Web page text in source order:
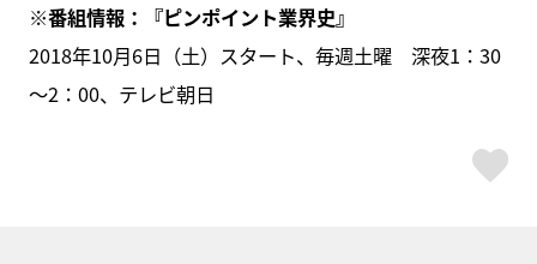
※番組情報：『ピンポイント業界史』
2018年10月6日（土）スタート、毎週土曜 深夜1：30
～2：00、テレビ朝日